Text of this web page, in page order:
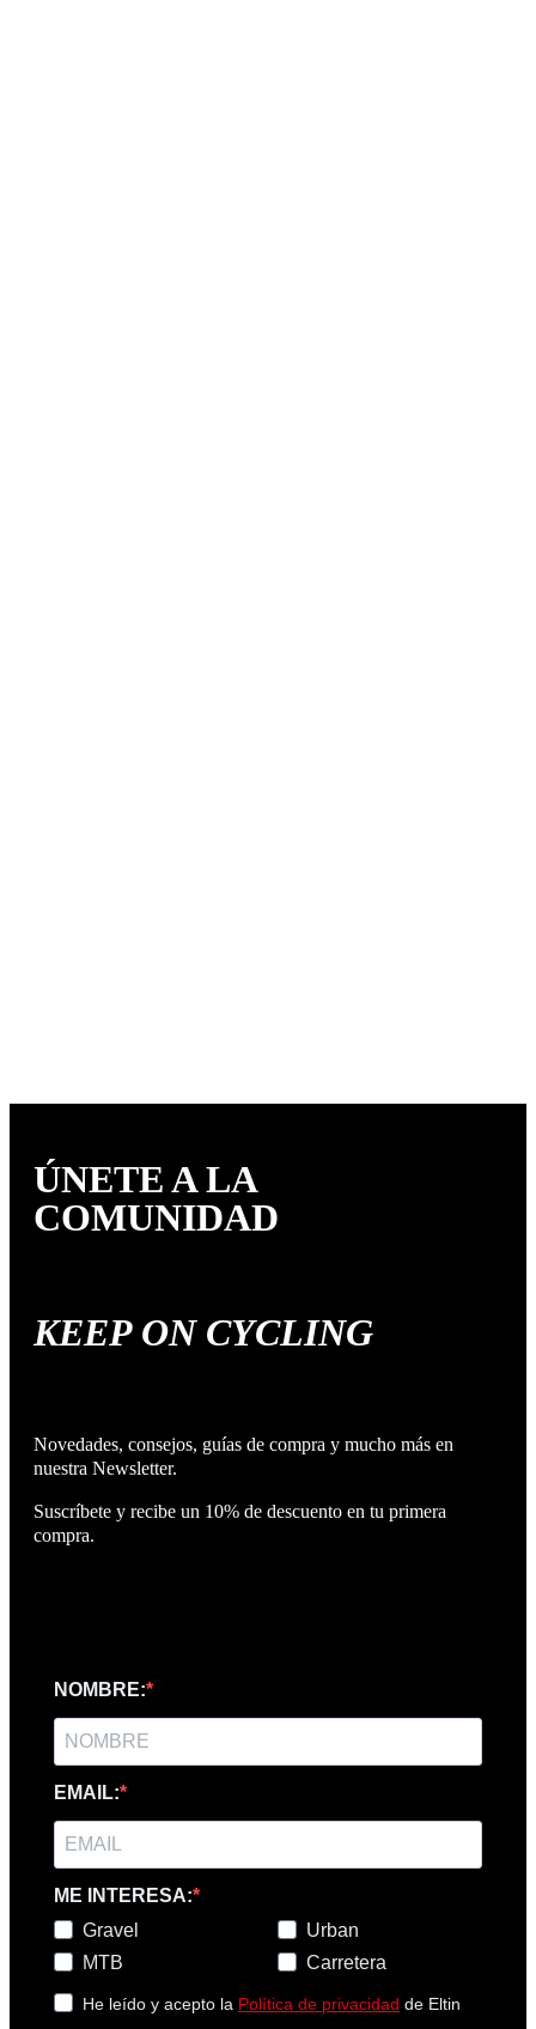
ÚNETE A LA
COMUNIDAD
KEEP ON CYCLING
Novedades, consejos, guías de compra y mucho más en
nuestra Newsletter.
Suscríbete y recibe un 10% de descuento en tu primera
compra.
NOMBRE:
EMAIL:
ME INTERESA:
Gravel
MTB
Urban
Carretera
He leído y acepto la Política de privacidad de Eltin